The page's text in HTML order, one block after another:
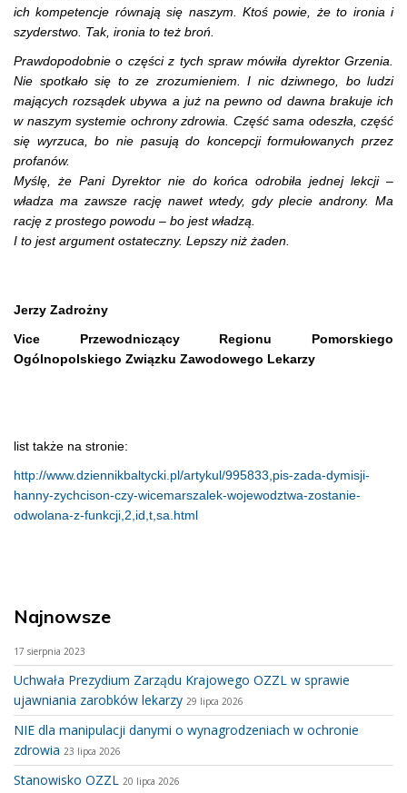
ich kompetencje równają się naszym. Ktoś powie, że to ironia i
szyderstwo. Tak, ironia to też broń.
Prawdopodobnie o części z tych spraw mówiła dyrektor Grzenia.
Nie spotkało się to ze zrozumieniem. I nic dziwnego, bo ludzi
mających rozsądek ubywa a już na pewno od dawna brakuje ich
w naszym systemie ochrony zdrowia. Część sama odeszła, część
się wyrzuca, bo nie pasują do koncepcji formułowanych przez
profanów.
Myślę, że Pani Dyrektor nie do końca odrobiła jednej lekcji –
władza ma zawsze rację nawet wtedy, gdy plecie androny. Ma
rację z prostego powodu – bo jest władzą.
I to jest argument ostateczny. Lepszy niż żaden.
Jerzy Zadrożny
Vice Przewodniczący Regionu Pomorskiego
Ogólnopolskiego Związku Zawodowego Lekarzy
list także na stronie:
http://www.dziennikbaltycki.pl/artykul/995833,pis-zada-dymisji-
hanny-zychcison-czy-wicemarszalek-wojewodztwa-zostanie-
odwolana-z-funkcji,2,id,t,sa.html
Najnowsze
17 sierpnia 2023
Uchwała Prezydium Zarządu Krajowego OZZL w sprawie
ujawniania zarobków lekarzy 29 lipca 2026
NIE dla manipulacji danymi o wynagrodzeniach w ochronie
zdrowia 23 lipca 2026
Stanowisko OZZL 20 lipca 2026